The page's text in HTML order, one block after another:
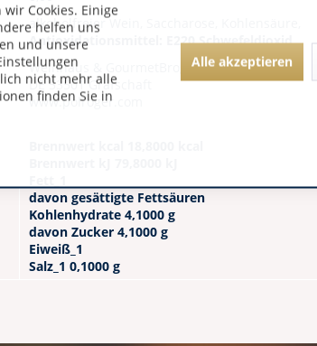
alkoholfreier Wein, Saccharose, Kohlensäure,
Antioxidationsmittel: E220 Schwefeldioxid
Weinhaus & GourmetBrogsitter
DE 53501 Grafschaft
www.polroger.com
davon gesättigte Fettsäuren
Kohlenhydrate 4,1000 g
davon Zucker 4,1000 g
Eiweiß_1
Salz_1 0,1000 g
Cookies. Einige
helfen uns
und unsere
nicht mehr alle
finden Sie in
Alle akzeptieren